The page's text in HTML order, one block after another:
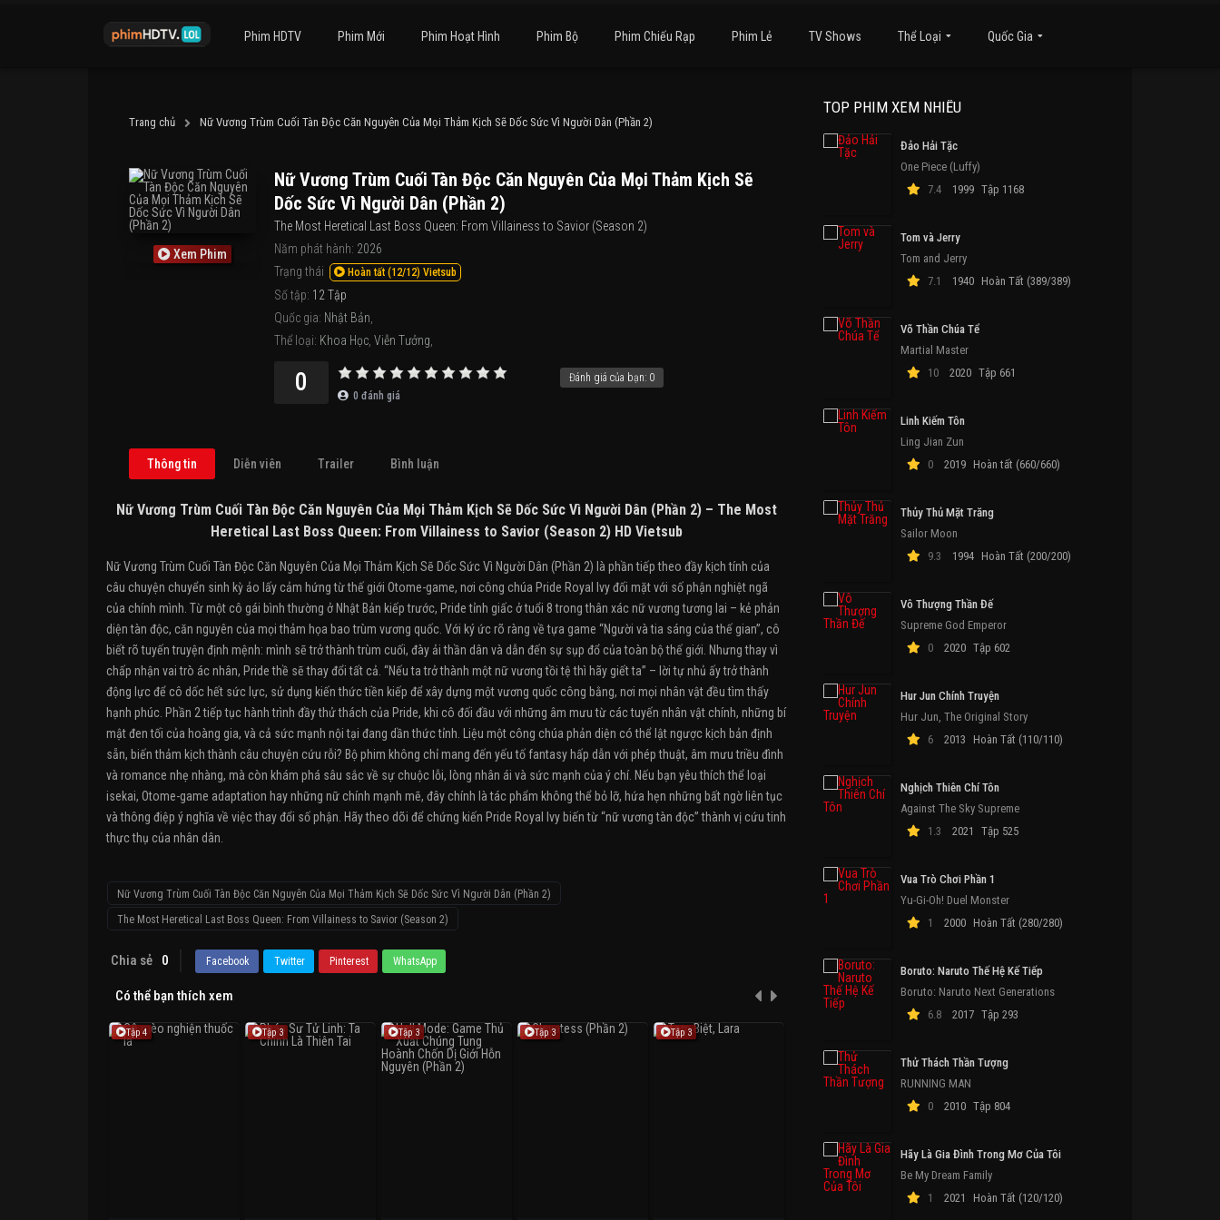
Phim HDTV Phim Mới Phim Hoạt Hình Phim Bộ Phim Chiếu Rạp Phim Lẻ TV Shows Thể Loại Quốc Gia
Trang chủ Nữ Vương Trùm Cuối Tàn Độc Căn Nguyên Của Mọi Thảm Kịch Sẽ Dốc Sức Vì Người Dân (Phần 2)
Xem Phim
Nữ Vương Trùm Cuối Tàn Độc Căn Nguyên Của Mọi Thảm Kịch Sẽ
Dốc Sức Vì Người Dân (Phần 2)
The Most Heretical Last Boss Queen: From Villainess to Savior (Season 2)
Năm phát hành: 2026
Trạng thái
Hoàn tất (12/12) Vietsub
Số tập: 12 Tập
Quốc gia: Nhật Bản
Thể loại: Khoa Học Viễn Tưởng
Đánh giá của bạn: 0
0 0 đánh giá
Thông tin Diễn viên Trailer Bình luận
Nữ Vương Trùm Cuối Tàn Độc Căn Nguyên Của Mọi Thảm Kịch Sẽ Dốc Sức Vì Người Dân (Phần 2) – The Most
Heretical Last Boss Queen: From Villainess to Savior (Season 2) HD Vietsub
Nữ Vương Trùm Cuối Tàn Độc Căn Nguyên Của Mọi Thảm Kịch Sẽ Dốc Sức Vì Người Dân (Phần 2) là phần tiếp theo đầy kịch tính của
câu chuyện chuyển sinh kỳ ảo lấy cảm hứng từ thế giới Otome-game, nơi công chúa Pride Royal Ivy đối mặt với số phận nghiệt ngã
của chính mình. Từ một cô gái bình thường ở Nhật Bản kiếp trước, Pride tỉnh giấc ở tuổi 8 trong thân xác nữ vương tương lai – kẻ phản
diện tàn độc, căn nguyên của mọi thảm họa bao trùm vương quốc. Với ký ức rõ ràng về tựa game “Người và tia sáng của thế gian”, cô
biết rõ tuyến truyện định mệnh: mình sẽ trở thành trùm cuối, đày ải thần dân và dẫn đến sự sụp đổ của toàn bộ thế giới. Nhưng thay vì
chấp nhận vai trò ác nhân, Pride thề sẽ thay đổi tất cả. “Nếu ta trở thành một nữ vương tồi tệ thì hãy giết ta” – lời tự nhủ ấy trở thành
động lực để cô dốc hết sức lực, sử dụng kiến thức tiền kiếp để xây dựng một vương quốc công bằng, nơi mọi nhân vật đều tìm thấy
hạnh phúc. Phần 2 tiếp tục hành trình đầy thử thách của Pride, khi cô đối đầu với những âm mưu từ các tuyến nhân vật chính, những bí
mật đen tối của hoàng gia, và cả sức mạnh nội tại đang dần thức tỉnh. Liệu một công chúa phản diện có thể lật ngược kịch bản định
sẵn, biến thảm kịch thành câu chuyện cứu rỗi? Bộ phim không chỉ mang đến yếu tố fantasy hấp dẫn với phép thuật, âm mưu triều đình
và romance nhẹ nhàng, mà còn khám phá sâu sắc về sự chuộc lỗi, lòng nhân ái và sức mạnh của ý chí. Nếu bạn yêu thích thể loại
isekai, Otome-game adaptation hay những nữ chính mạnh mẽ, đây chính là tác phẩm không thể bỏ lỡ, hứa hẹn những bất ngờ liên tục
và thông điệp ý nghĩa về việc thay đổi số phận. Hãy theo dõi để chứng kiến Pride Royal Ivy biến từ “nữ vương tàn độc” thành vị cứu tinh
thực thụ của nhân dân.
Nữ Vương Trùm Cuối Tàn Độc Căn Nguyên Của Mọi Thảm Kịch Sẽ Dốc Sức Vì Người Dân (Phần 2)
The Most Heretical Last Boss Queen: From Villainess to Savior (Season 2)
Chia sẻ 0 Facebook Twitter Pinterest WhatsApp
Có thể bạn thích xem
Tập 4 Tập 3 Tập 3 Tập 3 Tập 3
TOP PHIM XEM NHIỀU
Đảo Hải Tặc
One Piece (Luffy)
7.4
1999 Tập 1168
Tom và Jerry
Tom and Jerry
7.1
1940 Hoàn Tất (389/389)
Võ Thần Chúa Tể
Martial Master
10
2020 Tập 661
Linh Kiếm Tôn
Ling Jian Zun
0
2019 Hoàn tất (660/660)
Thủy Thủ Mặt Trăng
Sailor Moon
9.3
1994 Hoàn Tất (200/200)
Vô Thượng Thần Đế
Supreme God Emperor
0
2020 Tập 602
Hur Jun Chính Truyện
Hur Jun, The Original Story
6
2013 Hoàn Tất (110/110)
Nghịch Thiên Chí Tôn
Against The Sky Supreme
1.3
2021 Tập 525
Vua Trò Chơi Phần 1
Yu-Gi-Oh! Duel Monster
1
2000 Hoàn Tất (280/280)
Boruto: Naruto Thế Hệ Kế Tiếp
Boruto: Naruto Next Generations
6.8
2017 Tập 293
Thử Thách Thần Tượng
RUNNING MAN
0
2010 Tập 804
Hãy Là Gia Đình Trong Mơ Của Tôi
Be My Dream Family
1
2021 Hoàn Tất (120/120)